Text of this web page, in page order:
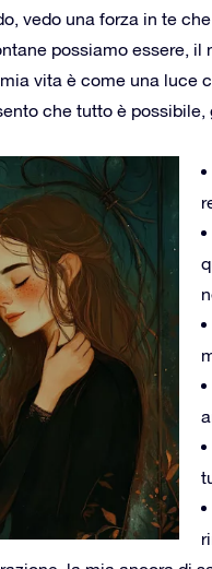
vedo una forza in te
possiamo essere, il
vita è come una luce
che tutto è